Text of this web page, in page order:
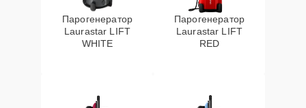
Парогенератор
Laurastar LIFT
WHITE
Парогенератор
Laurastar LIFT
RED